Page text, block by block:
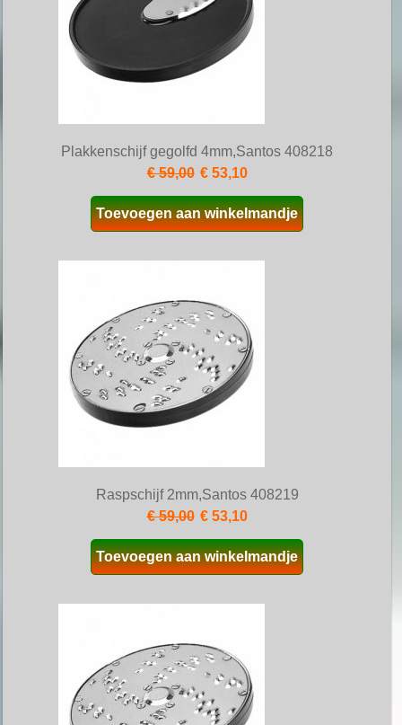
Plakkenschijf gegolfd 4mm,Santos 408218
€ 59,00 € 53,10
Toevoegen aan winkelmandje
Raspschijf 2mm,Santos 408219
€ 59,00 € 53,10
Toevoegen aan winkelmandje